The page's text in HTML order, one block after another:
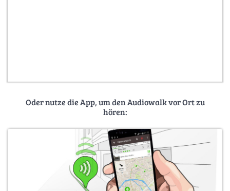
Oder nutze die App, um den Audiowalk vor Ort zu
hören: